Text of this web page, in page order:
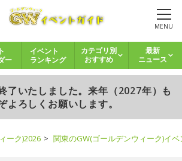
MENU
ー
イベント
ランキング
カテゴリ別
おすすめ
最新
ニュース
了いたしました。来年（2027年）も
よろしくお願いします。
ーク)2026 関東のGW(ゴールデンウィーク)イ